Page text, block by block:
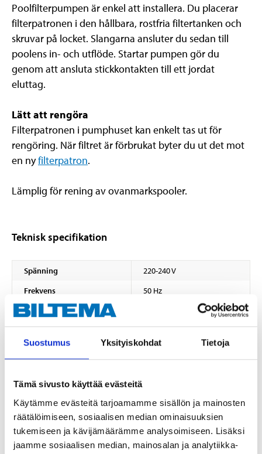
Suostumus Yksityiskohdat Tietoja
Tämä sivusto käyttää evästeitä
Käytämme evästeitä tarjoamamme sisällön ja mainosten
räätälöimiseen, sosiaalisen median ominaisuuksien
tukemiseen ja kävijämäärämme analysoimiseen. Lisäksi
jaamme sosiaalisen median, mainosalan ja analytiikka-
Poolfilterpumpen är enkel att installera. Du placerar
filterpatronen i den hållbara, rostfria filtertanken och
skruvar på locket. Slangarna ansluter du sedan till
poolens in- och utflöde. Startar pumpen gör du
genom att ansluta stickkontakten till ett jordat
eluttag.
Lätt att rengöra
Filterpatronen i pumphuset kan enkelt tas ut för
rengöring. När filtret är förbrukat byter du ut det mot
en nyfilterpatron.
Lämplig för rening av ovanmarkspooler.
Teknisk specifikation
Spänning
220-240 V
Frekvens
50 Hz
Kapacitet
Effekt
20 W
Höjd
Diameter
Filtertyp
Filterpatron typ 2, art. 45-
6093 (höjd 80 mm,
diameter 85 mm,